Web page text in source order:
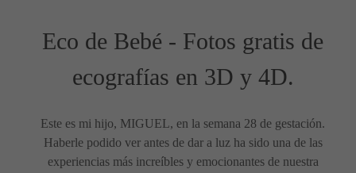
Eco de Bebé - Fotos gratis de
ecografías en 3D y 4D.
Este es mi hijo, MIGUEL, en la semana 28 de gestación.
Haberle podido ver antes de dar a luz ha sido una de las
experiencias más increíbles y emocionantes de nuestra